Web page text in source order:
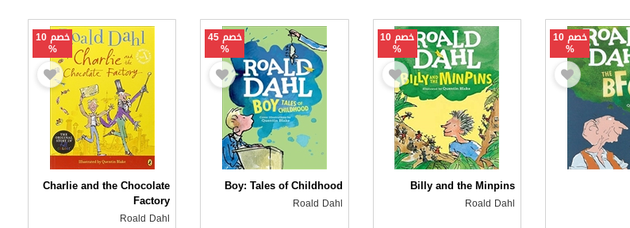
خصم 10
%
خصم 10
%
Billy and the Minpins
Roald Dahl
خصم 45
%
Boy: Tales of Childhood
Roald Dahl
خصم 10
%
Charlie and the Chocolate
Factory
Roald Dahl